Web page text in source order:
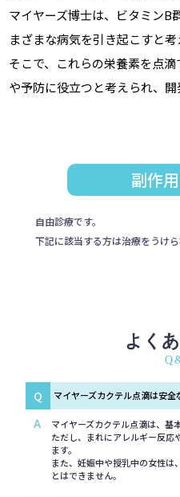
マイヤーズ博士は、ビタミンB
まざまな病気を引き起こすと考
そこで、これらの栄養素を点
や予防に役立つと考えられ、開
副作
自由診療です。
下記に該当する方は治療をうけ
よく
Q マイヤーズカクテル点滴は安全
A
マイヤーズカクテル点滴は、基
ただし、まれにアレルギー反応
ます。
また、妊娠中や授乳中の女性は
とはできません。